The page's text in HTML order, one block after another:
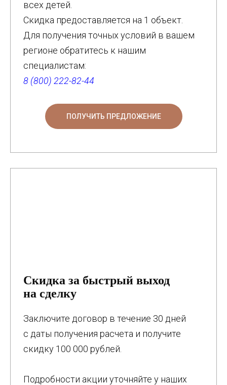
всех детей.
Скидка предоставляется на 1 объект.
Для получения точных условий в вашем
регионе обратитесь к нашим
специалистам:
8 (800) 222-82-44
ПОЛУЧИТЬ ПРЕДЛОЖЕНИЕ
Скидка за быстрый выход
на сделку
Заключите договор в течение 30 дней
с даты получения расчета и получите
скидку 100 000 рублей.
Подробности акции уточняйте у наших